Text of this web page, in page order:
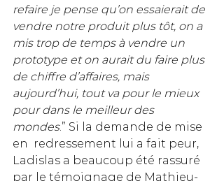
refaire je pense qu’on essaierait de
vendre notre produit plus tôt, on a
mis trop de temps à vendre un
prototype et on aurait du faire plus
de chiffre d’affaires, mais
aujourd’hui, tout va pour le mieux
pour dans le meilleur des
mondes.” Si la demande de mise
en  redressement lui a fait peur,
Ladislas a beaucoup été rassuré
par le témoignage de Mathieu-